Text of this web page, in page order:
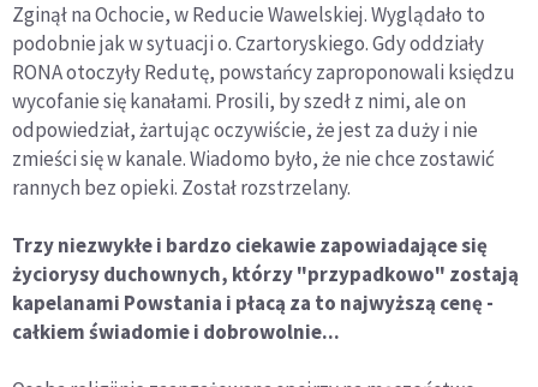
Zginął na Ochocie, w Reducie Wawelskiej. Wyglądało to
podobnie jak w sytuacji o. Czartoryskiego. Gdy oddziały
RONA otoczyły Redutę, powstańcy zaproponowali księdzu
wycofanie się kanałami. Prosili, by szedł z nimi, ale on
odpowiedział, żartując oczywiście, że jest za duży i nie
zmieści się w kanale. Wiadomo było, że nie chce zostawić
rannych bez opieki. Został rozstrzelany.
Trzy niezwykłe i bardzo ciekawie zapowiadające się
życiorysy duchownych, którzy "przypadkowo" zostają
kapelanami Powstania i płacą za to najwyższą cenę -
całkiem świadomie i dobrowolnie...